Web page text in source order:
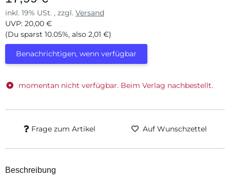
inkl. 19% USt. , zzgl. Versand
UVP: 20,00 €
(Du sparst 10.05%, also 2,01 €)
Benachrichtigen, wenn verfügbar
momentan nicht verfügbar. Beim Verlag nachbestellt.
Frage zum Artikel Auf Wunschzettel
Beschreibung